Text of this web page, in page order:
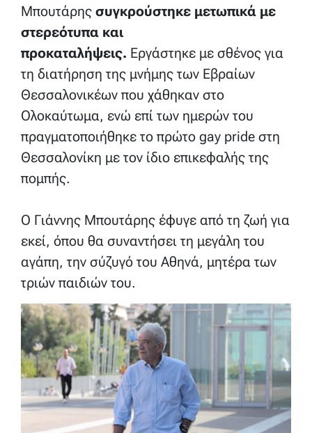
Μπουτάρης συγκρούστηκε μετωπικά με
στερεότυπα και
προκαταλήψεις. Εργάστηκε με σθένος για
τη διατήρηση της μνήμης των Εβραίων
Θεσσαλονικέων που χάθηκαν στο
Ολοκαύτωμα, ενώ επί των ημερών του
πραγματοποιήθηκε το πρώτο gay pride στη
Θεσσαλονίκη με τον ίδιο επικεφαλής της
πομπής.
Ο Γιάννης Μπουτάρης έφυγε από τη ζωή για
εκεί, όπου θα συναντήσει τη μεγάλη του
αγάπη, την σύζυγό του Αθηνά, μητέρα των
τριών παιδιών του.